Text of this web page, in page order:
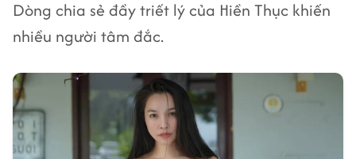
Dòng chia sẻ đầy triết lý của Hiền Thục khiến
nhiều người tâm đắc.